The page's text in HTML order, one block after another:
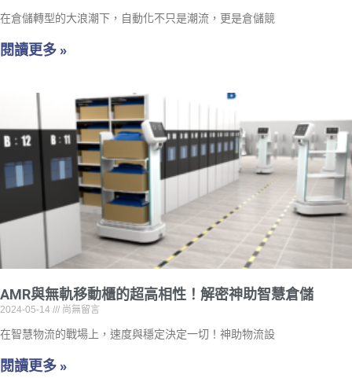
在倉儲轉型的大浪潮下，自動化不只是潮流，更是倉儲競
閱讀更多 »
AMR與無軌移動櫃的超高相性！解密神助智慧倉儲
2024-05-14 尚無留言
在智慧物流的戰場上，速度與穩定決定一切！神助物流設
閱讀更多 »